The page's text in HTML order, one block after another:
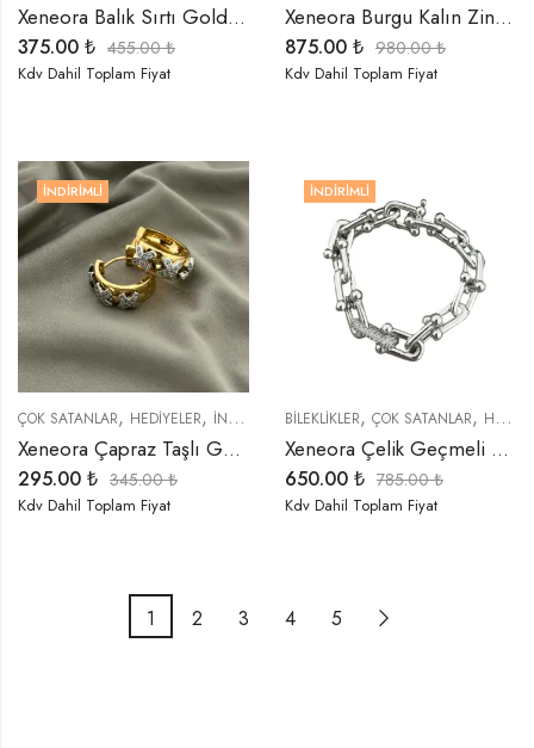
Xeneora Balık Sırtı Gold Bileklik
375.00 ₺ 455.00₺
Kdv Dahil Toplam Fiyat
Xeneora Burgu Kalın Zincir Nazar Kolye
875.00 ₺ 980.00₺
Kdv Dahil Toplam Fiyat
İNDIRIMLI
ÇOK SATANLAR, HEDIYELER, İNDIRIMLI ÜRÜNLER ,KÜPELER,ÖZEL SERİLER ,
Xeneora Çapraz Taşlı Gold Halka Küpe
295.00 ₺ 345.00₺
Kdv Dahil Toplam Fiyat
İNDIRIMLI
BİLEKLİKLER, ÇOK SATANLAR, HEDIYELER
Xeneora Çelik Geçmeli Kalın Zincir Tiffany Model Bileklik
650.00 ₺ 785.00₺
Kdv Dahil Toplam Fiyat
1 2 3 4 5